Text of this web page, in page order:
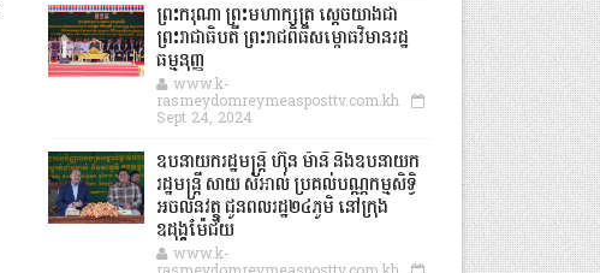
ព្រះករុណា ព្រះមហាក្សត្រ ស្តេចយាងជា
ព្រះរាជាធិបតី ព្រះរាជពិធីសម្ពោធវិមានរដ្ឋ
ធម្មនុញ្ញ
www.k-
rasmeydomreymeasposttv.com.kh
Sept 24, 2024
ឧបនាយករដ្ឋមន្ដ្រី ហ៊ុន ម៉ានី និងឧបនាយក
រដ្ឋមន្ដ្រី សាយ សំអាល់ ប្រគល់បណ្ណកម្មសិទ្ធិ
អចលនវត្ថុ ជូនពលរដ្ឋ២៤ភូមិ នៅក្រុង
ឧដុង្គម៉ែជ័យ
www.k-